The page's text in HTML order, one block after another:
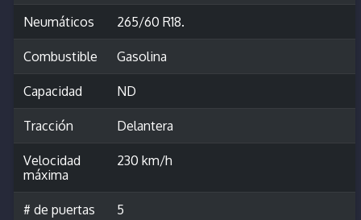
Neumáticos 265/60 R18.
Combustible Gasolina
Capacidad ND
Tracción Delantera
Velocidad
máxima
230 km/h
# de puertas 5